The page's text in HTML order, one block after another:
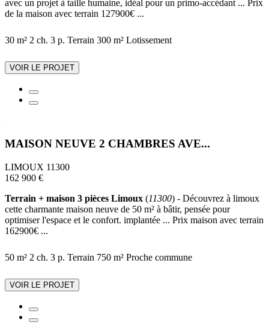
avec un projet à taille humaine, idéal pour un primo-accédant ... Prix
de la maison avec terrain 127900€ ...
30 m² 2 ch. 3 p. Terrain 300 m² Lotissement
VOIR LE PROJET
MAISON NEUVE 2 CHAMBRES AVE...
LIMOUX 11300
162 900 €
Terrain + maison 3 pièces Limoux (11300) - Découvrez à limoux
cette charmante maison neuve de 50 m² à bâtir, pensée pour
optimiser l'espace et le confort. implantée ... Prix maison avec terrain
162900€ ...
50 m² 2 ch. 3 p. Terrain 750 m² Proche commune
VOIR LE PROJET